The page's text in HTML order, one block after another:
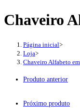
Chaveiro
Página inicial>
Loja>
Chaveiro Alfabeto
Produto anterior
Próximo produto